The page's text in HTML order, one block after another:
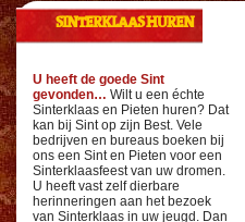
SINTERKLAAS HUREN
U heeft de goede Sint
gevonden… Wilt u een échte
Sinterklaas en Pieten huren? Dat
kan bij Sint op zijn Best. Vele
bedrijven en bureaus boeken bij
ons een Sint en Pieten voor een
Sinterklaasfeest van uw dromen.
U heeft vast zelf dierbare
herinneringen aan het bezoek
van Sinterklaas in uw jeugd. Dan